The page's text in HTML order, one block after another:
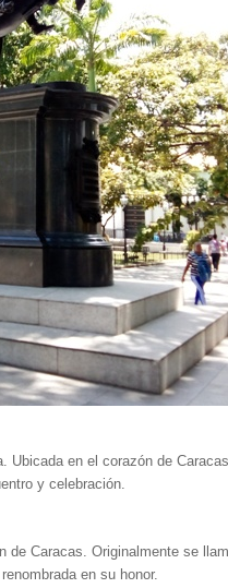
en el corazón de
y celebración.
de Caracas. Originalmente se
en su honor.